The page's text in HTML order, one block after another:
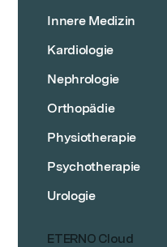
Innere Medizin
Kardiologie
Nephrologie
Orthopädie
Physiotherapie
Psychotherapie
Urologie
ETERNO Cloud